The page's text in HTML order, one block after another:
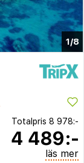
1/8
Totalpris 8 978:-
4 489:-
läs mer